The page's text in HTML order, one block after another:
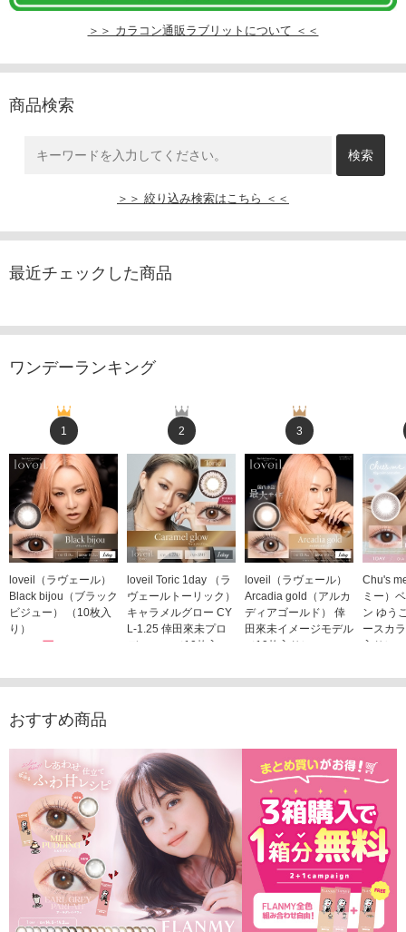
＞＞ カラコン通販ラブリットについて ＜＜
商品検索
＞＞ 絞り込み検索はこちら ＜＜
最近チェックした商品
ワンデーランキング
1
loveil（ラヴェール）
Black bijou（ブラック
ビジュー） （10枚入
り）
1,760円
2
loveil Toric 1day （ラ
ヴェールトーリック）
キャラメルグロー CY
L-1.25 倖田來未プロ
デュース （10枚入
1,760円(税込)
3
loveil（ラヴェール）
Arcadia gold（アルカ
ディアゴールド） 倖
田來未イメージモデル
（10枚入り）
Chu's
ミー）
ン ゆう
ースカ
入り）
おすすめ商品